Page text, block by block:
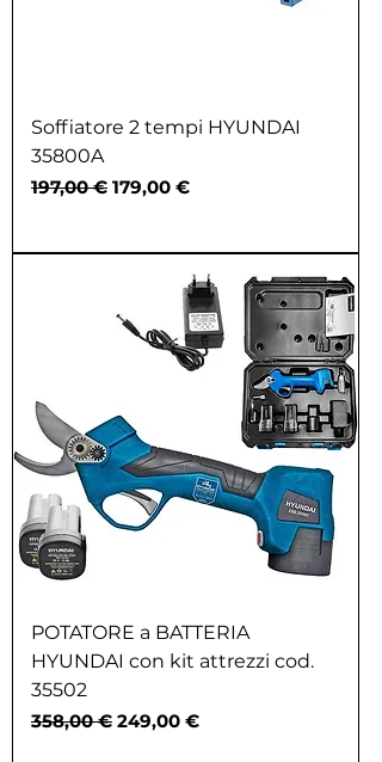
Soffiatore 2 tempi HYUNDAI
35800A
Prezzo regolare
197,00 € Prezzo scontato
179,00 €
POTATORE a BATTERIA
HYUNDAI con kit attrezzi cod.
35502
Prezzo regolare
358,00 € Prezzo scontato
249,00 €